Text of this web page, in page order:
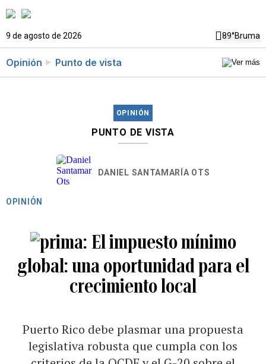
9 de agosto de 2026 89°Bruma
Opinión Punto de vista
OPINIÓN
PUNTO DE VISTA
DANIEL SANTAMARÍA OTS
OPINIÓN
El impuesto mínimo
global: una oportunidad para el
crecimiento local
Puerto Rico debe plasmar una propuesta
legislativa robusta que cumpla con los